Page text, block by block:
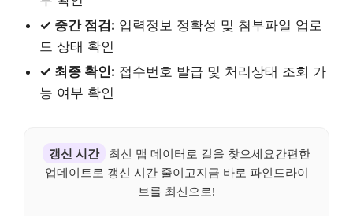
✓ 중간 점검: 입력정보 정확성 및 첨부파일 업로
드 상태 확인
✓ 최종 확인: 접수번호 발급 및 처리상태 조회 가
능 여부 확인
갱신 시간
최신 맵 데이터로 길을 찾으세요간편한
업데이트로 갱신 시간 줄이고지금 바로 파인드라이
브를 최신으로!